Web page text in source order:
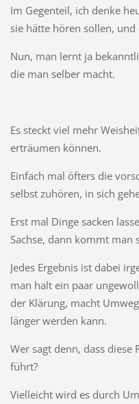
Im Gegenteil, ich denke
sie hätte hören sollen, und
Nun, man lernt ja
die man selber macht.
Es steckt viel mehr
erträumen können.
Einfach mal öfters die
selbst zuhören, in sich
Erst mal Dinge sacken
Sachse, dann kommt man
Jedes Ergebnis ist dabei
man halt ein paar
der Klärung, macht
länger werden kann.
Wer sagt denn, dass diese
führt?
Vielleicht wird es durch